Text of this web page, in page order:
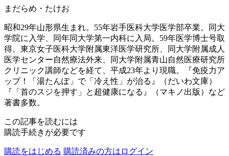
まだらめ・たけお
昭和29年山形県生まれ。55年岩手医科大学医学部卒業。同大
学院に入学、同年同大学第一内科に入局。59年医学博士号取
得。東京女子医科大学附属東洋医学研究所、同大学附属成人
医学センター自然療法外来、同大学附属青山自然医療研究所
クリニック講師などを経て、平成23年より現職。『免疫力ア
ップ！「湯たんぽ」で「冷え性」が治る』（だいわ文庫）
『「首のスジを押す」と超健康になる』（マキノ出版）など
著書多数。
この記事を読むには
購読手続きが必要です
購読をはじめる 購読済みの方はログイン